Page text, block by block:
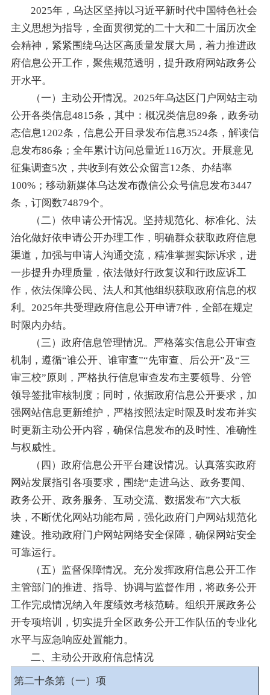
2025年，乌达区坚持以习近平新时代中国特色社会
主义思想为指导，全面贯彻党的二十大和二十届历次全
会精神，紧紧围绕乌达区高质量发展大局，着力推进政
府信息公开工作，聚焦规范透明，提升政府网站政务公
开水平。
（一）主动公开情况。2025年乌达区门户网站主动
公开各类信息4815条，其中：概况类信息89条，政务动
态信息1202条，信息公开目录发布信息3524条，解读信
息发布86条；全年累计访问总量近116万次。开展意见
征集调查5次，共收到有效公众留言12条、办结率
100%；移动新媒体乌达发布微信公众号信息发布3447
条，订阅数74879个。
（二）依申请公开情况。坚持规范化、标准化、法
治化做好依申请公开办理工作，明确群众获取政府信息
渠道，加强与申请人沟通交流，精准掌握实际诉求，进
一步提升办理质量，依法做好行政复议和行政应诉工
作，依法保障公民、法人和其他组织获取政府信息的权
利。2025年共受理政府信息公开申请7件，全部在规定
时限内办结。
（三）政府信息管理情况。严格落实信息公开审查
机制，遵循“谁公开、谁审查”“先审查、后公开”及“三
审三校”原则，严格执行信息审查发布主要领导、分管
领导签批审核制度；同时，依据政府信息公开要求，加
强网站信息更新维护，严格按照法定时限及时发布并实
时更新主动公开内容，确保信息发布的及时性、准确性
与权威性。
（四）政府信息公开平台建设情况。认真落实政府
网站发展指引各项要求，围绕“走进乌达、政务要闻、
政务公开、政务服务、互动交流、数据发布”六大板
块，不断优化网站功能布局，强化政府门户网站规范化
建设。推动政府门户网站网络安全保障，确保网站安全
可靠运行。
（五）监督保障情况。充分发挥政府信息公开工作
主管部门的推进、指导、协调与监督作用，将政务公开
工作完成情况纳入年度绩效考核范畴。组织开展政务公
开专项培训，切实提升全区政务公开工作队伍的专业化
水平与应急响应处置能力。
二、主动公开政府信息情况
第二十条第（一）项